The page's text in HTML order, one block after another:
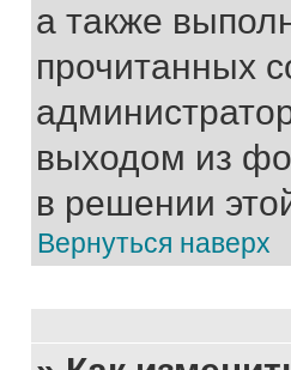
а также
прочитанных
выходом из
в решении
Вернуться наверх